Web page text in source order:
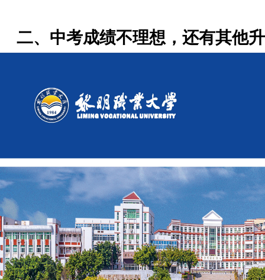
二、中考成绩不理想，还有其他